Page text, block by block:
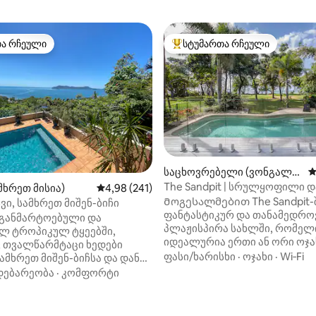
5,0, 365 მიმოხილვა
რჩეული
რჩეული
მისია) საშუალო შეფასებაა 5‑დან 4,98, 241
4,98 (241)
სამხრეთ მიშენ-ბიჩი
და
ტროპიკულ ტყეებში,
თვალწარმტაცი ხედები
მიშენ-ბიჩსა და დანკ-
Გაექეცით და
· კომფორტი
სტუმართა რჩეული მოწინავე
სტუმართა რჩეული
საცხოვრებელი (ვონგალი
ნგი)
The Sandpit | სრულყოფილი
პლაჟისპირას
Მოგესალმებით The Sandpit-
ფანტასტიკურ და
პლაჟისპირა სახლში,
იდეალურია ერთი ან ორი
Მისი შეუდარებელი
ფასი/ხარისხი · ოჯახი · Wi‑Fi